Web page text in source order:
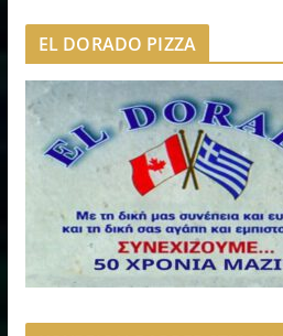
EL DORADO PIZZA